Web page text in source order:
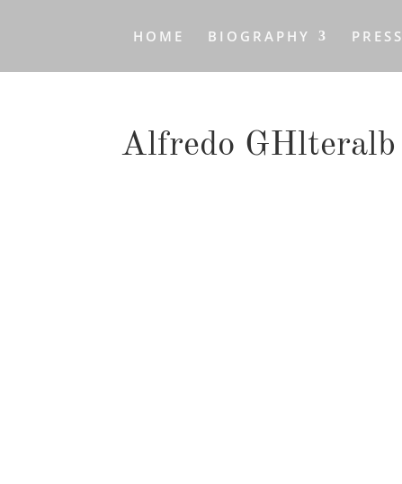
HOME BIOGRAPHY PRESS
Alfredo GHlteralb